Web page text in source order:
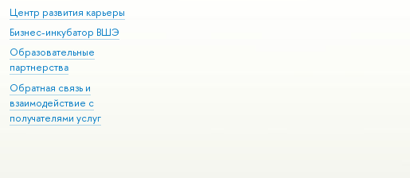
Центр развития карьеры
Бизнес-инкубатор ВШЭ
Образовательные
партнерства
Обратная связь и
взаимодействие с
получателями услуг